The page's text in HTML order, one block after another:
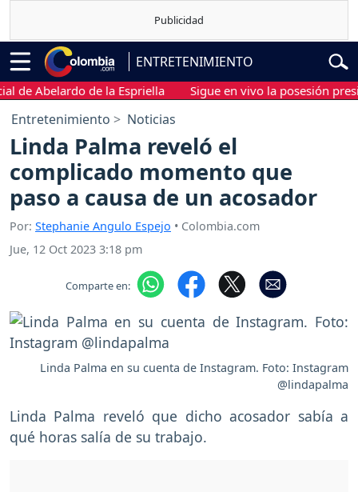
ENTRETENIMIENTO
de la Espriella Sigue en vivo la posesión
Entretenimiento Noticias
Linda Palma reveló el
complicado momento que
paso a causa de un acosador
Por: Stephanie Angulo Espejo • Colombia.com
Jue, 12 Oct 2023 3:18 pm
Comparte en:
Linda Palma en su cuenta de Instagram. Foto: Instagram
@lindapalma
Linda Palma reveló que dicho acosador sabía a
qué horas salía de su trabajo.